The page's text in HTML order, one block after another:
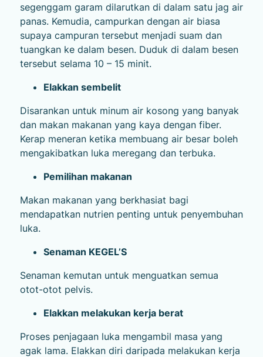
segenggam garam dilarutkan di dalam satu jag air
panas. Kemudia, campurkan dengan air biasa
supaya campuran tersebut menjadi suam dan
tuangkan ke dalam besen. Duduk di dalam besen
tersebut selama 10 – 15 minit.
Elakkan sembelit
Disarankan untuk minum air kosong yang banyak
dan makan makanan yang kaya dengan fiber.
Kerap meneran ketika membuang air besar boleh
mengakibatkan luka meregang dan terbuka.
Pemilihan makanan
Makan makanan yang berkhasiat bagi
mendapatkan nutrien penting untuk penyembuhan
luka.
Senaman KEGEL’S
Senaman kemutan untuk menguatkan semua
otot-otot pelvis.
Elakkan melakukan kerja berat
Proses penjagaan luka mengambil masa yang
agak lama. Elakkan diri daripada melakukan kerja